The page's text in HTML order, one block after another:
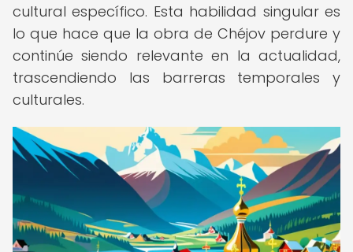
cultural específico. Esta habilidad singular es
lo que hace que la obra de Chéjov perdure y
continúe siendo relevante en la actualidad,
trascendiendo las barreras temporales y
culturales.